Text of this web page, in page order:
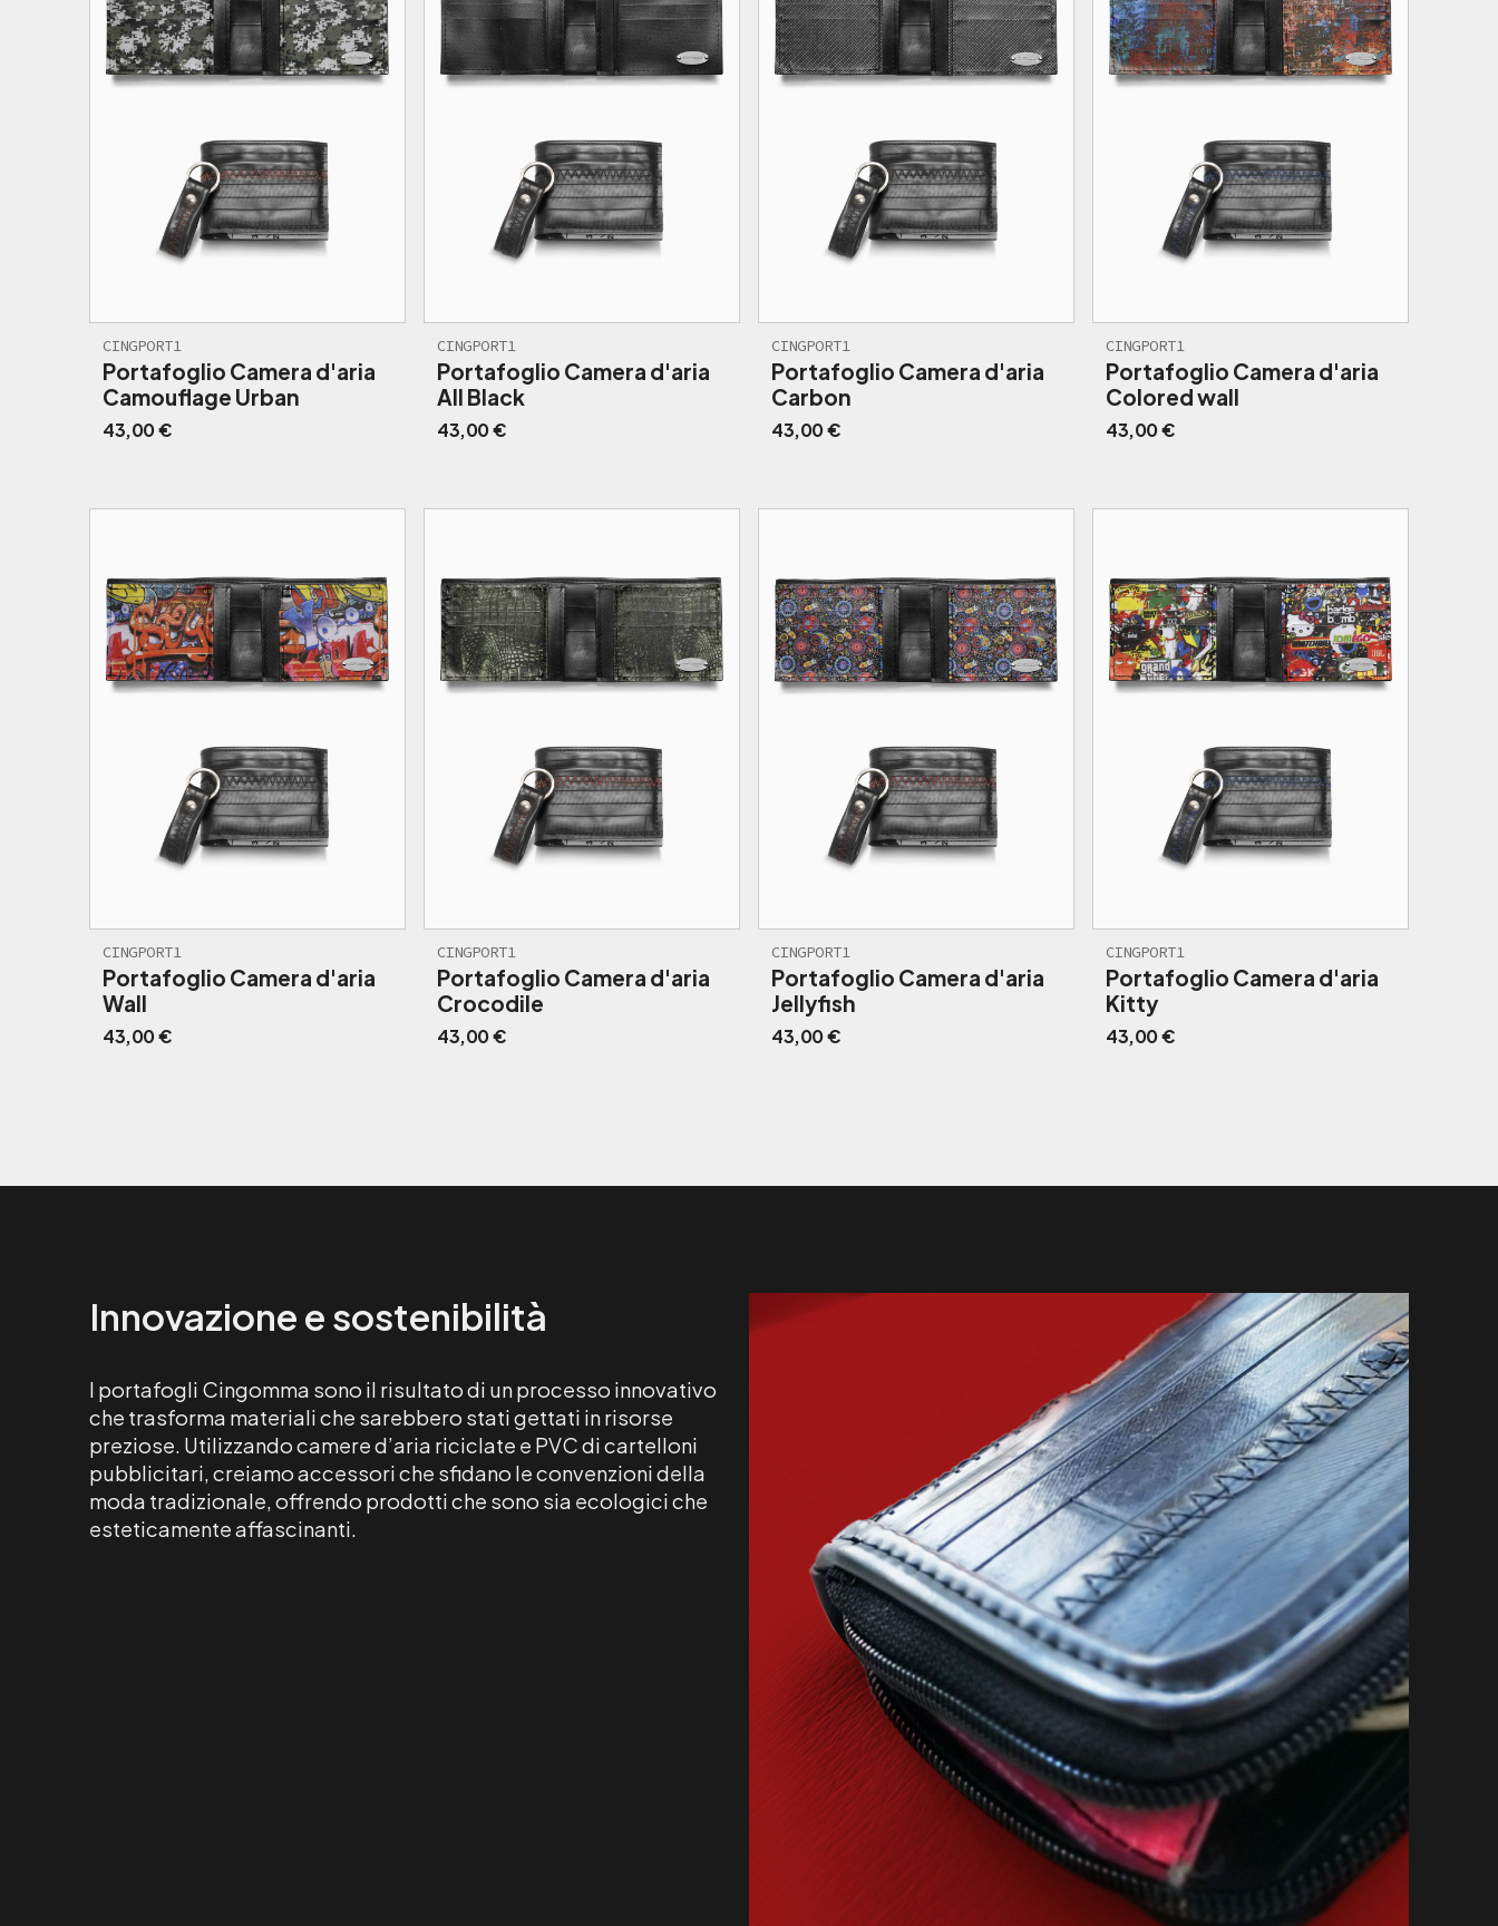
CINGPORT1
Portafoglio Camera d'aria
Camouflage Urban
43,00€
CINGPORT1
Portafoglio Camera d'aria
All Black
43,00€
CINGPORT1
Portafoglio Camera d'aria
Carbon
43,00€
CINGPORT1
Portafoglio Camera d'aria
Colored wall
43,00€
CINGPORT1
Portafoglio Camera d'aria
Wall
43,00€
CINGPORT1
Portafoglio Camera d'aria
Crocodile
43,00€
CINGPORT1
Portafoglio Camera d'aria
Jellyfish
43,00€
CINGPORT1
Portafoglio Camera d'aria
Kitty
43,00€
Innovazione e sostenibilità
I portafogli Cingomma sono il risultato di un processo innovativo
che trasforma materiali che sarebbero stati gettati in risorse
preziose. Utilizzando camere d’aria riciclate e PVC di cartelloni
pubblicitari, creiamo accessori che sfidano le convenzioni della
moda tradizionale, offrendo prodotti che sono sia ecologici che
esteticamente affascinanti.